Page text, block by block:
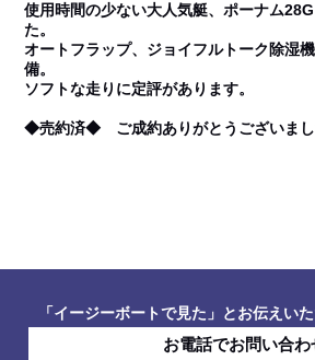
使用時間の少ない大人気艇、ポーナム
た。
オートフラップ、ジョイフルトーク除湿
備。
ソフトな走りに定評があります。
◆売約済◆ ご成約ありがとうございまし
「イージーボートで見た」とお伝えい
お電話でお問い合わ